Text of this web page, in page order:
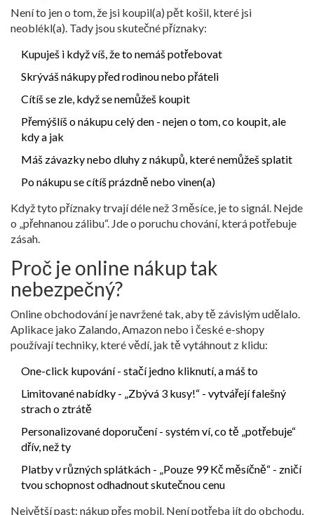
Není to jen o tom, že jsi koupil(a) pět košil, které jsi
neoblékl(a). Tady jsou skutečné příznaky:
Kupuješ i když víš, že to nemáš potřebovat
Skrýváš nákupy před rodinou nebo přáteli
Cítíš se zle, když se nemůžeš koupit
Přemýšlíš o nákupu celý den - nejen o tom, co koupit, ale
kdy a jak
Máš závazky nebo dluhy z nákupů, které nemůžeš splatit
Po nákupu se cítíš prázdně nebo vinen(a)
Když tyto příznaky trvají déle než 3 měsíce, je to signál. Nejde
o „přehnanou zálibu“. Jde o poruchu chování, která potřebuje
zásah.
Proč je online nákup tak
nebezpečný?
Online obchodování je navržené tak, aby tě závislým udělalo.
Aplikace jako Zalando, Amazon nebo i české e-shopy
používají techniky, které vědí, jak tě vytáhnout z klidu:
One-click kupování - stačí jedno kliknutí, a máš to
Limitované nabídky - „Zbývá 3 kusy!“ - vytvářejí falešný
strach o ztrátě
Personalizované doporučení - systém ví, co tě „potřebuje“
dřív, než ty
Platby v různých splátkách - „Pouze 99 Kč měsíčně“ - zničí
tvou schopnost odhadnout skutečnou cenu
Největší past: nákup přes mobil. Není potřeba jít do obchodu,